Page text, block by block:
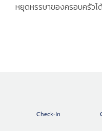
หยุดหรรษาของครอบครัวไ
Check-In